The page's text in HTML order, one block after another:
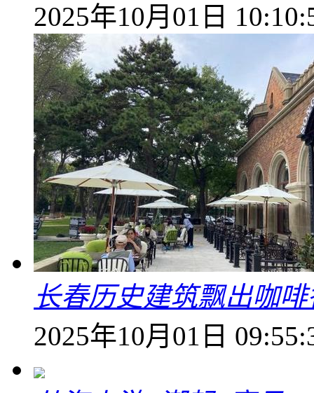
2025年10月01日
长春历史建筑飘出咖
2025年10月01日